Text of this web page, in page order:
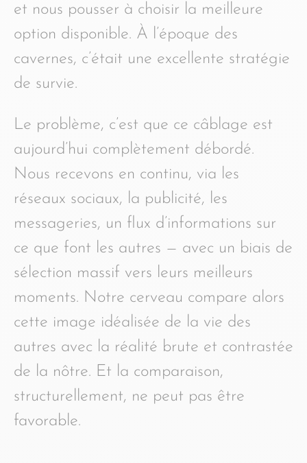
et nous pousser à choisir la meilleure
option disponible. À l’époque des
cavernes, c’était une excellente stratégie
de survie.
Le problème, c’est que ce câblage est
aujourd’hui complètement débordé.
Nous recevons en continu, via les
réseaux sociaux, la publicité, les
messageries, un flux d’informations sur
ce que font les autres — avec un biais de
sélection massif vers leurs meilleurs
moments. Notre cerveau compare alors
cette image idéalisée de la vie des
autres avec la réalité brute et contrastée
de la nôtre. Et la comparaison,
structurellement, ne peut pas être
favorable.